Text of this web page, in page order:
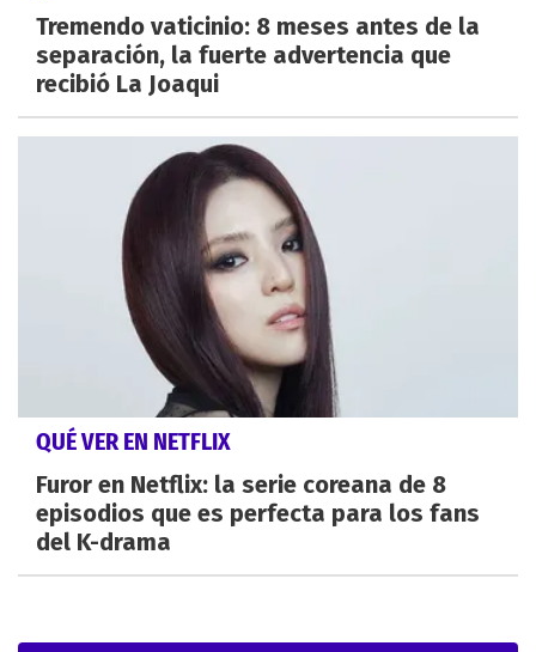
Tremendo vaticinio: 8 meses antes de la
separación, la fuerte advertencia que
recibió La Joaqui
QUÉ VER EN NETFLIX
Furor en Netflix: la serie coreana de 8
episodios que es perfecta para los fans
del K-drama